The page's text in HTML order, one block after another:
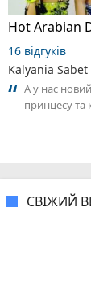
16 відгуків
Kalyania Sabet
А у нас
принцесу та
СВІЖИЙ